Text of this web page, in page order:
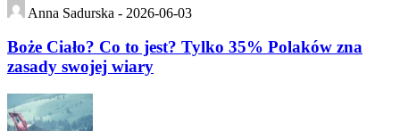
Anna Sadurska - 2026-06-03
Boże Ciało? Co to jest? Tylko 35% Polaków zna
zasady swojej wiary